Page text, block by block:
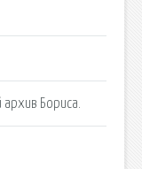
Бориса.